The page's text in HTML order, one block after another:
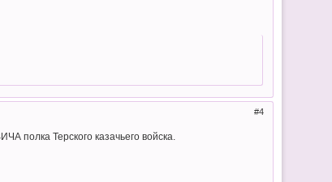
4
Терского казачьего войска.